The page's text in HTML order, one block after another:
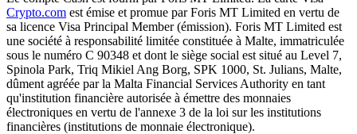
Crypto.com est émise et promue par Foris MT Limited en vertu de
sa licence Visa Principal Member (émission). Foris MT Limited est
une société à responsabilité limitée constituée à Malte, immatriculée
sous le numéro C 90348 et dont le siège social est situé au Level 7,
Spinola Park, Triq Mikiel Ang Borg, SPK 1000, St. Julians, Malte,
dûment agréée par la Malta Financial Services Authority en tant
qu'institution financière autorisée à émettre des monnaies
électroniques en vertu de l'annexe 3 de la loi sur les institutions
financières (institutions de monnaie électronique).